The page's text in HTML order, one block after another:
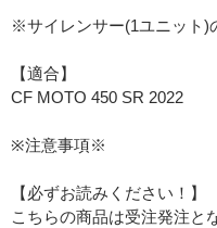
※サイレンサー(1ユニット)
【適合】
CF MOTO 450 SR 2022
※注意事項※
【必ずお読みください！】
こちらの商品は受注発注と